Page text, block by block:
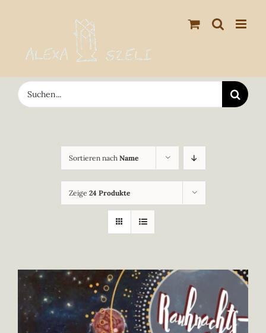
springen
Suche
nach:
Sortieren nach Name
Zeige 24 Produkte